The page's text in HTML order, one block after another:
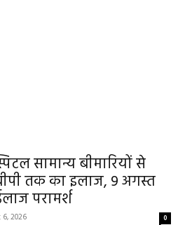
सामान्य बीमारियों से
तक का इलाज, 9 अगस्त
परामर्श
2026 0